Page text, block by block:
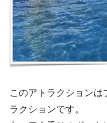
このアトラクションは
ラクションです。